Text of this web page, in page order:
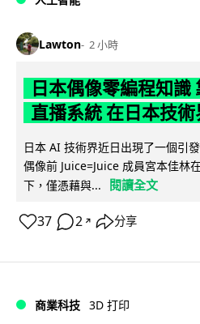
Lawton 2 小時
日本偶像零編程知識
直播系統 在日本技
日本 AI 技術界近日出現了一個引
偶像前 Juice=Juice 成員宮本佳林
下，僅憑藉與...
閱讀全文
37 2 ↗ 分享
商業科技 3D 打印